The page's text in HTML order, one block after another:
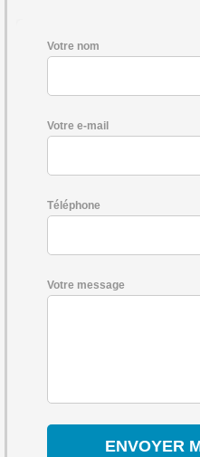
Votre nom
Votre e-mail
Téléphone
Votre message